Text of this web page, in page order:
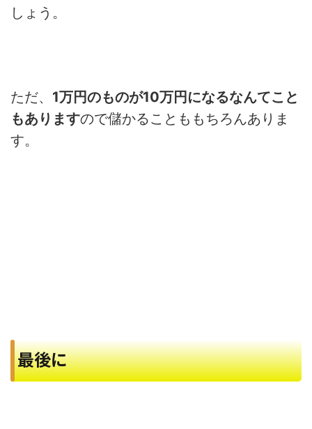
しょう。
ただ、 1万円のものが10万円になるなんてこと
もありますので儲かることももちろんありま
す。
最後に